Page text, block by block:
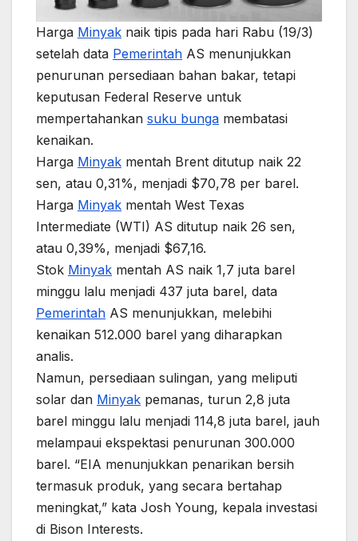
Harga Minyak naik tipis pada hari Rabu (19/3)
setelah data Pemerintah AS menunjukkan
penurunan persediaan bahan bakar, tetapi
keputusan Federal Reserve untuk
mempertahankan suku bunga membatasi
kenaikan.
Harga Minyak mentah Brent ditutup naik 22
sen, atau 0,31%, menjadi $70,78 per barel.
Harga Minyak mentah West Texas
Intermediate (WTI) AS ditutup naik 26 sen,
atau 0,39%, menjadi $67,16.
Stok Minyak mentah AS naik 1,7 juta barel
minggu lalu menjadi 437 juta barel, data
Pemerintah AS menunjukkan, melebihi
kenaikan 512.000 barel yang diharapkan
analis.
Namun, persediaan sulingan, yang meliputi
solar dan Minyak pemanas, turun 2,8 juta
barel minggu lalu menjadi 114,8 juta barel, jauh
melampaui ekspektasi penurunan 300.000
barel. “EIA menunjukkan penarikan bersih
termasuk produk, yang secara bertahap
meningkat,” kata Josh Young, kepala investasi
di Bison Interests.